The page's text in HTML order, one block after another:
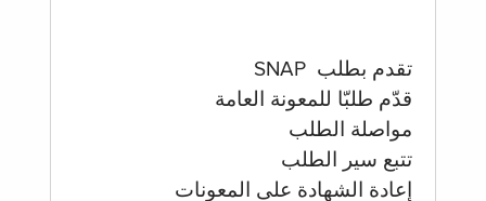
تقدم بطلب SNAP
قدّم طلبّا للمعونة العامة
مواصلة الطلب
تتبع سير الطلب
إعادة الشهادة على المعونات